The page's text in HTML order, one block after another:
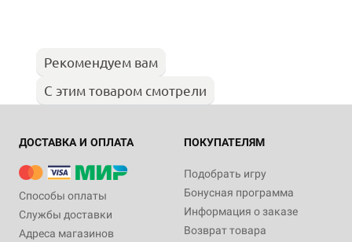
Рекомендуем вам
С этим товаром смотрели
ДОСТАВКА И ОПЛАТА
Способы оплаты
Службы доставки
Адреса магазинов
ПОКУПАТЕЛЯМ
Подобрать игру
Бонусная программа
Информация о заказе
Возврат товара